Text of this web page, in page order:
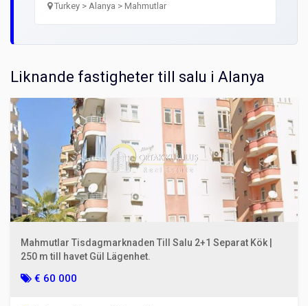
Turkey > Alanya > Mahmutlar
Liknande fastigheter till salu i Alanya
Mahmutlar Tisdagmarknaden Till Salu 2+1 Separat Kök |
250 m till havet Gül Lägenhet.
€ 60 000